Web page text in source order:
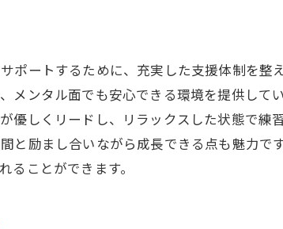
率的なレッスンで短期間で上達
クノロジーを活用したゴルフレッスンの未来
周辺で見つける通い放題のインドアゴルフ
額制でコストを抑える方法
きな時に利用できる自由さ
ポートするために、充実した支援体制を
メンタル面でも安心できる環境を提供して
優しくリードし、リラックスした状態で練
と励まし合いながら成長できる点も魅力
ことができます。